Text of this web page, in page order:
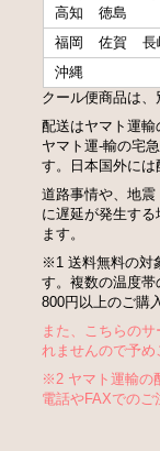
高知
徳島
福岡 佐賀 長
沖縄
クール便商品は、
配送はヤマト運輸
ヤマト運-輸の宅
す。日本国外には
道路事情や、地
に遅延が発生す
ます。
※1 送料無料の対
す。複数の温度帯
800円以上のご購
また、こちらの
れませんので予め
※2 ヤマト運輸の
電話やFAXでのご